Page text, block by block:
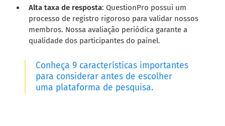
Alta taxa de resposta: QuestionPro possui um
processo de registro rigoroso para validar nossos
membros. Nossa avaliação periódica garante a
qualidade dos participantes do painel.
Conheça 9 características importantes
para considerar antes de escolher
uma plataforma de pesquisa.